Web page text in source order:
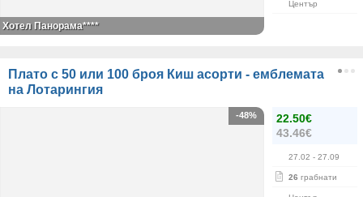
Център
Хотел Панорама****
Плато с 50 или 100 броя Киш асорти - емблемата
на Лотарингия
22.50€
43.46€
27.02 - 27.09
26 грабнати
-48%